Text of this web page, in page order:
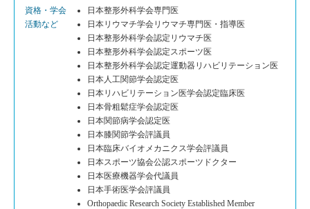
資格・学会
活動など
日本整形外科学会専門医
日本リウマチ学会リウマチ専門医・指導医
日本整形外科学会認定リウマチ医
日本整形外科学会認定スポーツ医
日本整形外科学会認定運動器リハビリテーション医
日本人工関節学会認定医
日本リハビリテーション医学会認定臨床医
日本骨粗鬆症学会認定医
日本関節病学会認定医
日本膝関節学会評議員
日本臨床バイオメカニクス学会評議員
日本スポーツ協会公認スポーツドクター
日本医療機器学会代議員
日本手術医学会評議員
Orthopaedic Research Society Established Member